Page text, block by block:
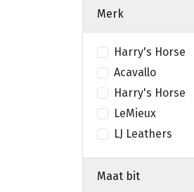
Merk
Harry's Horse
Acavallo
Harry's Horse
LeMieux
LJ Leathers
Maat bit